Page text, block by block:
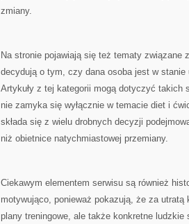
zmiany.
Na stronie pojawiają się też tematy związane
decydują o tym, czy dana osoba jest w
Artykuły z tej kategorii mogą dotyczyć takich
nie zamyka się wyłącznie w temacie diet i
składa się z wielu drobnych decyzji
niż obietnice natychmiastowej przemiany.
Ciekawym elementem serwisu są również
motywująco, ponieważ pokazują, że za
plany treningowe, ale także konkretne